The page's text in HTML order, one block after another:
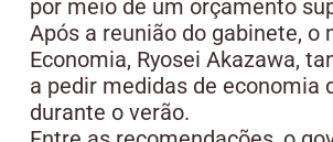
por meio de um orçamento
Após a reunião do gabinete, o
Economia, Ryosei Akazawa,
a pedir medidas de economia
durante o verão.